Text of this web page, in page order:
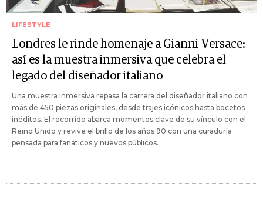
LIFESTYLE
Londres le rinde homenaje a Gianni Versace:
así es la muestra inmersiva que celebra el
legado del diseñador italiano
Una muestra inmersiva repasa la carrera del diseñador italiano con
más de 450 piezas originales, desde trajes icónicos hasta bocetos
inéditos. El recorrido abarca momentos clave de su vínculo con el
Reino Unido y revive el brillo de los años 90 con una curaduría
pensada para fanáticos y nuevos públicos.